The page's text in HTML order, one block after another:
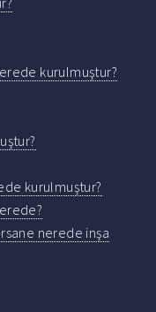
kurulmuştur?
kurulmuştur?
nerede inşa